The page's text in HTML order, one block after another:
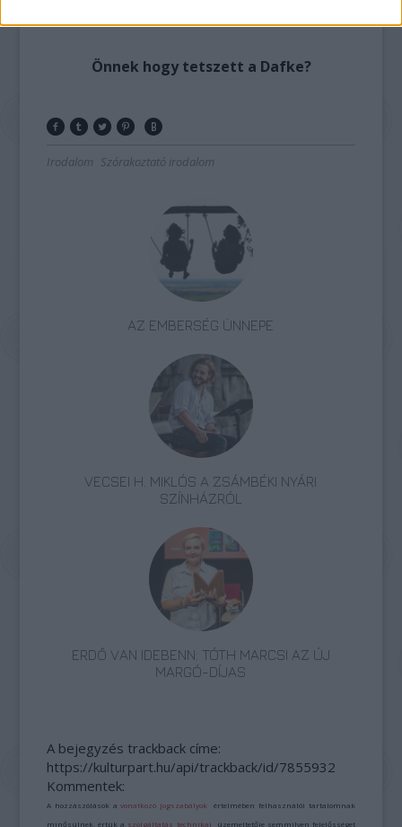
Önnek hogy tetszett a Dafke?
Irodalom Szórakoztató irodalom
AZ EMBERSÉG ÜNNEPE
VECSEI H. MIKLÓS A ZSÁMBÉKI NYÁRI
SZÍNHÁZRÓL
ERDŐ VAN IDEBENN: TÓTH MARCSI AZ ÚJ
MARGÓ-DÍJAS
A bejegyzés trackback címe:
https://kulturpart.hu/api/trackback/id/7855932
Kommentek:
A hozzászólások avonatkozó jogszabályok értelmében felhasználói tartalomnak
minősülnek, értük a szolgáltatás technikai üzemeltetője semmilyen felelősséget